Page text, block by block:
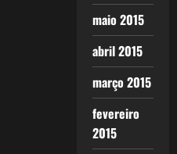
maio 2015
abril 2015
março 2015
fevereiro
2015